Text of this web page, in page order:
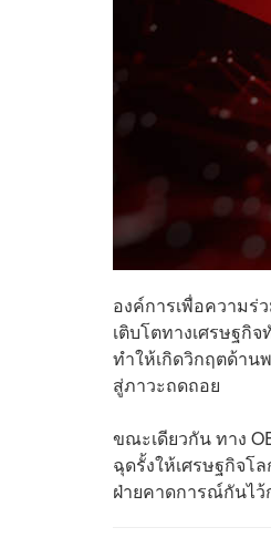
องค์การเพื่อความร่
เติบโตทางเศรษฐกิ
ทำให้เกิดวิกฤตด้าน
สู่ภาวะถดถอย
ขณะเดียวกัน ทาง
ฉุดรั้งให้เศรษฐกิจโ
ฝ่ายคาดการณ์กันไ